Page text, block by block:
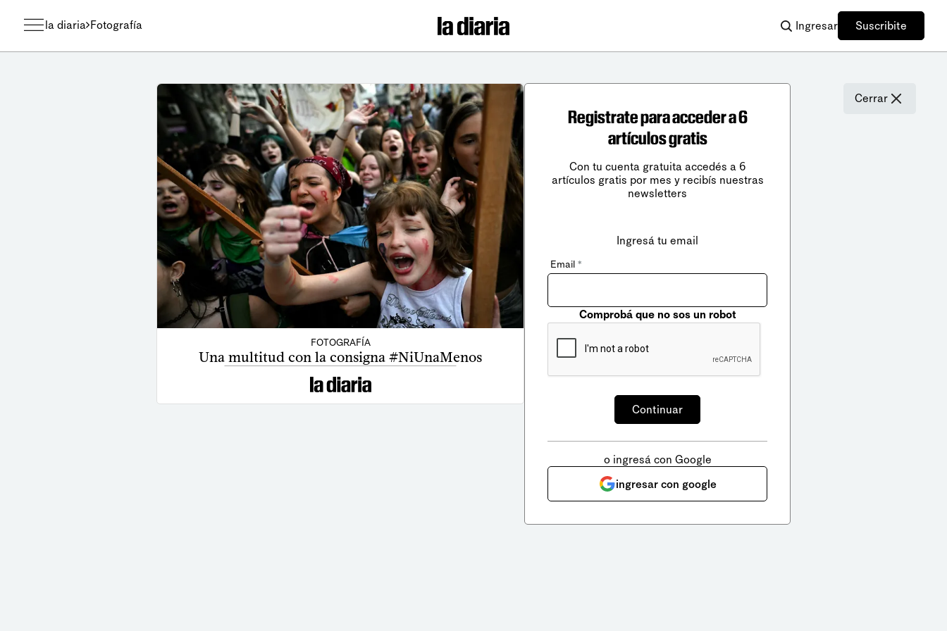
la diaria Fotografía Ingresar Suscribite
FOTOGRAFÍA
Una multitud con la consigna #NiUnaMenos
Cerrar
Registrate para acceder a 6
artículos gratis
Con tu cuenta gratuita accedés a 6
artículos gratis por mes y recibís nuestras
newsletters
Ingresá tu email
Email *
Comprobá que no sos un robot
o ingresá con Google
ingresar con google